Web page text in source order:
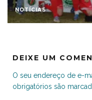
NOTÍCIAS
DEIXE UM
O seu endereço de e-
obrigatórios são